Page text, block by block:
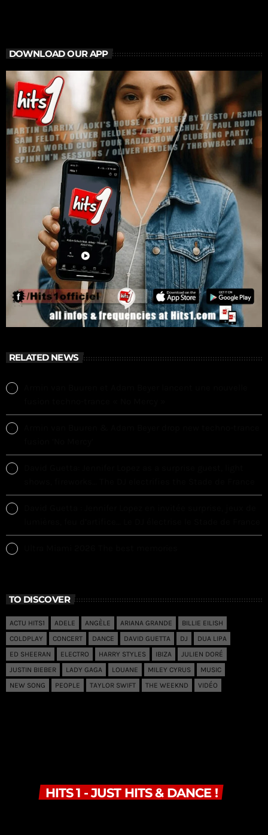
DOWNLOAD OUR APP
RELATED NEWS
TO DISCOVER
ACTU HITS1 ADELE ANGÈLE ARIANA GRANDE
BILLIE EILISH
COLDPLAY
CONCERT DANCE DAVID GUETTA DJ
DUA LIPA
ED SHEERAN
ELECTRO HARRY STYLES IBIZA
JULIEN DORÉ
JUSTIN BIEBER
LADY GAGA LOUANE MILEY CYRUS
MUSIC
NEW SONG
PEOPLE TAYLOR SWIFT THE WEEKND VIDÉO
HITS 1 - JUST HITS & DANCE !